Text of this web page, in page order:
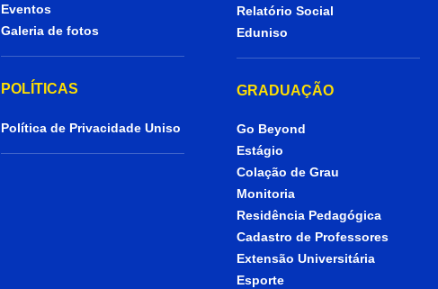
Eventos
Galeria de fotos
POLÍTICAS
Política de Privacidade Uniso
Relatório Social
Eduniso
GRADUAÇÃO
Go Beyond
Estágio
Colação de Grau
Monitoria
Residência Pedagógica
Cadastro de Professores
Extensão Universitária
Esporte